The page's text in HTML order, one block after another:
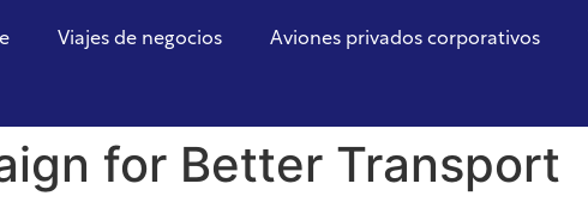
Viajes de negocios Aviones privados corporativos
for Better Transport